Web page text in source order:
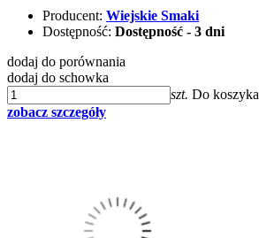
Producent: Wiejskie Smaki
Dostępność: Dostępność - 3 dni
dodaj do porównania
dodaj do schowka
szt. Do koszyka
zobacz szczegóły